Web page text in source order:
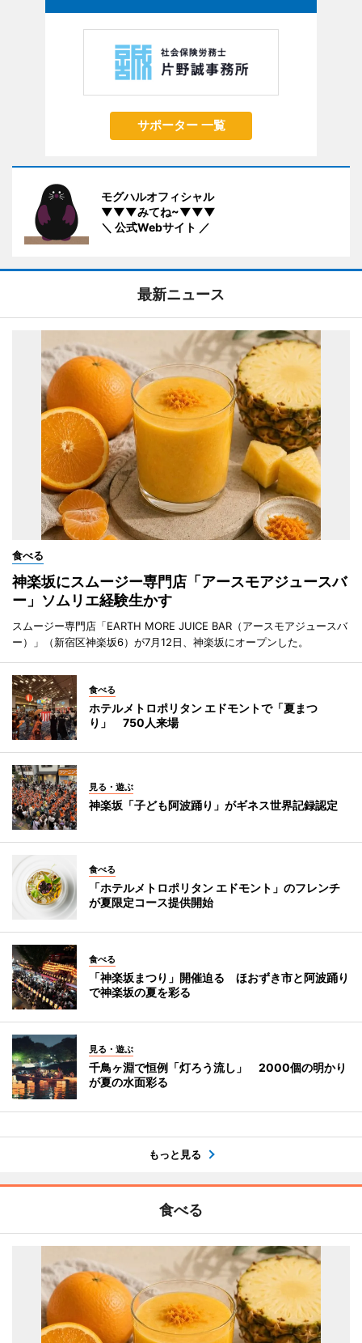
サポーター 一覧
モグハルオフィシャル
▼▼▼みてね~▼▼▼
＼ 公式Webサイト ／
最新ニュース
食べる
神楽坂にスムージー専門店「アースモアジュースバ
ー」ソムリエ経験生かす
スムージー専門店「EARTH MORE JUICE BAR（アースモアジュースバ
ー）」（新宿区神楽坂6）が7月12日、神楽坂にオープンした。
食べる
ホテルメトロポリタン エドモントで「夏まつ
り」 750人来場
見る・遊ぶ
神楽坂「子ども阿波踊り」がギネス世界記録認定
食べる
「ホテルメトロポリタン エドモント」のフレンチ
が夏限定コース提供開始
食べる
「神楽坂まつり」開催迫る ほおずき市と阿波踊り
で神楽坂の夏を彩る
見る・遊ぶ
千鳥ヶ淵で恒例「灯ろう流し」 2000個の明かり
が夏の水面彩る
もっと見る
食べる